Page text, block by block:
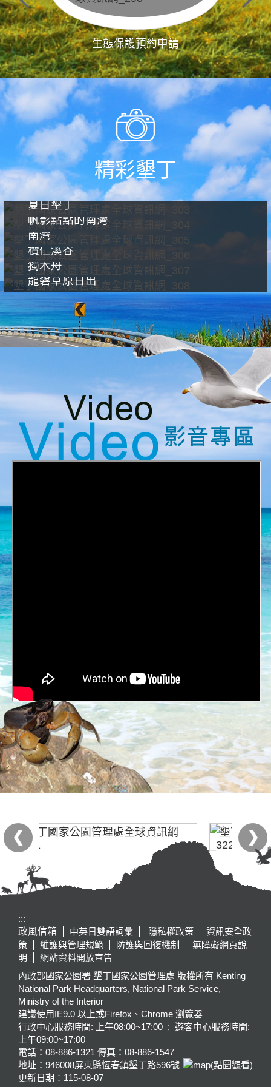
生態保護預約申請
精彩墾丁
夏日墾丁
帆影點點的南灣
南灣
欖仁溪谷
獨木舟
龍磐草原日出
:::
政風信箱
中英日雙語詞彙 隱私權政策
資訊安全政
策
維護與管理規範 防護與回復機制
無障礙網頁說
明
網站資料開放宣告
內政部國家公園署 墾丁國家公園管理處 版權所有 Kenting
National Park Headquarters, National Park Service,
Ministry of the Interior
建議使用IE9.0 以上或Firefox、Chrome 瀏覽器
行政中心服務時間: 上午08:00~17:00 ; 遊客中心服務時間:
上午09:00~17:00
電話：08-886-1321 傳真：08-886-1547
地址：946008屏東縣恆春鎮墾丁路596號
(點圖觀看)
更新日期： 115-08-07